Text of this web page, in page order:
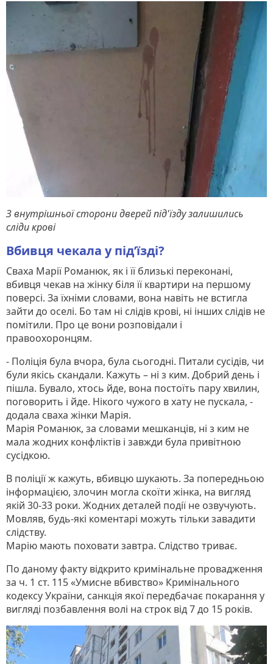
З внутрішньої сторони дверей під'їзду залишились
сліди крові
Вбивця чекала у під’їзді?
Сваха Марії Романюк, як і її близькі переконані,
вбивця чекав на жінку біля її квартири на першому
поверсі. За їхніми словами, вона навіть не встигла
зайти до оселі. Бо там ні слідів крові, ні інших слідів не
помітили. Про це вони розповідали і
правоохоронцям.
- Поліція була вчора, була сьогодні. Питали сусідів, чи
були якісь скандали. Кажуть – ні з ким. Добрий день і
пішла. Бувало, хтось йде, вона постоїть пару хвилин,
поговорить і йде. Нікого чужого в хату не пускала, -
додала сваха жінки Марія.
Марія Романюк, за словами мешканців, ні з ким не
мала жодних конфліктів і завжди була привітною
сусідкою.
В поліції ж кажуть, вбивцю шукають. За попередньою
інформацією, злочин могла скоїти жінка, на вигляд
якій 30-33 роки. Жодних деталей події не озвучують.
Мовляв, будь-які коментарі можуть тільки завадити
слідству.
Марію мають поховати завтра. Слідство триває.
По даному факту відкрито кримінальне провадження
за ч. 1 ст. 115 «Умисне вбивство» Кримінального
кодексу України, санкція якої передбачає покарання у
вигляді позбавлення волі на строк від 7 до 15 років.